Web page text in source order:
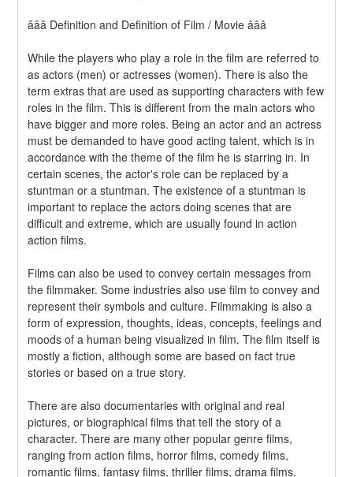
âââ Definition and Definition of Film / Movie âââ
While the players who play a role in the film are referred to
as actors (men) or actresses (women). There is also the
term extras that are used as supporting characters with few
roles in the film. This is different from the main actors who
have bigger and more roles. Being an actor and an actress
must be demanded to have good acting talent, which is in
accordance with the theme of the film he is starring in. In
certain scenes, the actor's role can be replaced by a
stuntman or a stuntman. The existence of a stuntman is
important to replace the actors doing scenes that are
difficult and extreme, which are usually found in action
action films.
Films can also be used to convey certain messages from
the filmmaker. Some industries also use film to convey and
represent their symbols and culture. Filmmaking is also a
form of expression, thoughts, ideas, concepts, feelings and
moods of a human being visualized in film. The film itself is
mostly a fiction, although some are based on fact true
stories or based on a true story.
There are also documentaries with original and real
pictures, or biographical films that tell the story of a
character. There are many other popular genre films,
ranging from action films, horror films, comedy films,
romantic films, fantasy films, thriller films, drama films,